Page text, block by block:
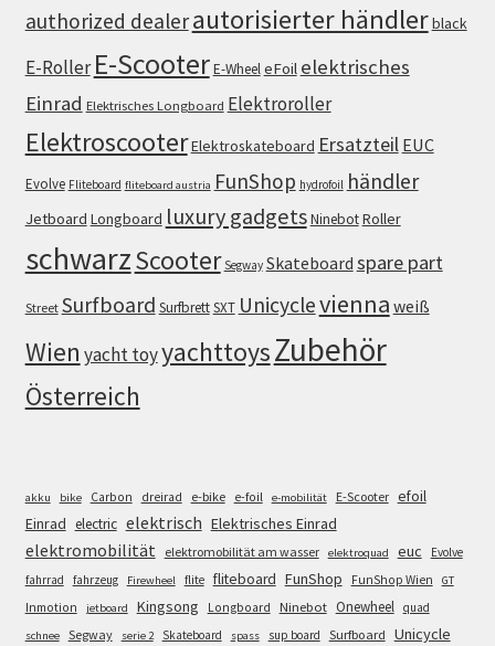
authorized dealerautorisierter händlerblack
E-Roller E-ScooterE-WheeleFoil elektrisches
Einrad Elektrisches Longboard Elektroroller
ElektroscooterElektroskateboard Ersatzteil EUC
Evolve Fliteboard fliteboard austria FunShop hydrofoil händler
Jetboard Longboard luxury gadgetsNinebotRoller
schwarzScooter Segway Skateboard spare part
Street Surfboard SurfbrettSXT Unicyclevienna weiß
Wien yacht toyyachttoysZubehör
Österreich
akku bike Carbon dreirad e-bike e-foil e-mobilität E-Scooter efoil
Einrad electric elektrisch Elektrisches Einrad
elektromobilität elektromobilität am wasser elektroquad euc
Evolve
fahrrad
fahrzeug Firewheel flite fliteboard FunShop FunShop Wien GT
Inmotion jetboard Kingsong Longboard Ninebot Onewheel quad
schnee Segway serie 2 Skateboard spass sup board Surfboard Unicycle